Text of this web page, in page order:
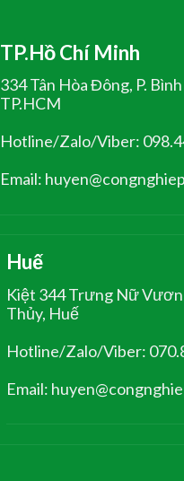
TP.Hồ Chí Minh
334 Tân Hòa Đông, P.
TP.HCM
Hotline/Zalo/Viber:
Email:
Huế
Kiệt 344 Trưng Nữ
Thủy, Huế
Hotline/Zalo/Viber:
Email: